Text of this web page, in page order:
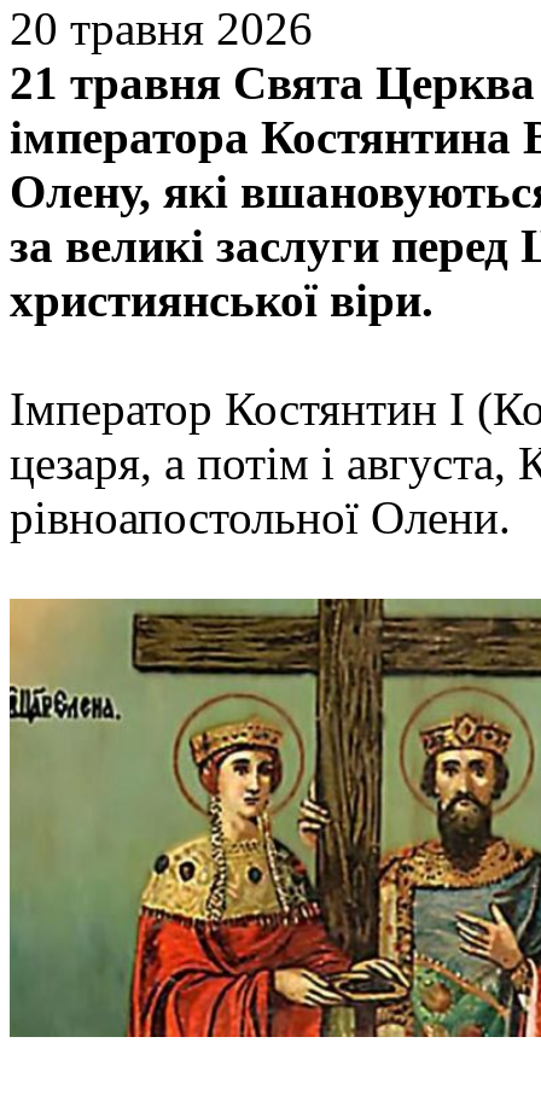
20 травня 2026
21 травня Свята Церква
імператора Костянтина
Олену, які
за великі заслуги
християнської віри.
Імператор Костянтин I
цезаря, а потім і августа,
рівноапостольної Олени.